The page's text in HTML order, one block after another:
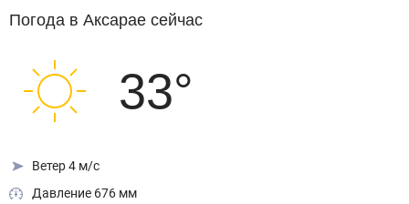
Погода в Аксарае сейчас
33°
Ветер 4 м/с
Давление 676 мм